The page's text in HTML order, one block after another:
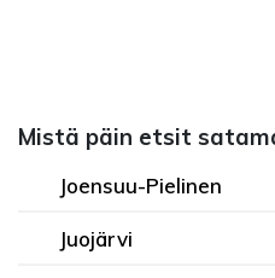
Mistä päin etsit
Joensuu-Pielinen
Juojärvi